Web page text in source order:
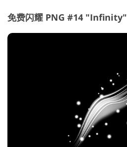
免费闪耀 PNG #14 "Infinity"